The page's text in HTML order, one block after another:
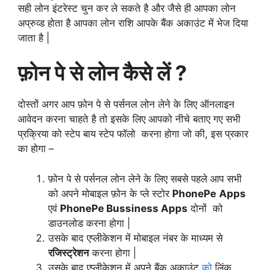
सही लोन इंटरेस्ट चुन कर ले सकते है और जैसे ही आपका लोन
अप्रुव्ड होता है आपका लोन राशि आपके बैंक अकाउंट में भेज दिया
जाता है |
फ़ोन पे से लोन कैसे लें ?
दोस्तों अगर आप फ़ोन पे से पर्सनल लोन लेने के लिए ऑनलाइन
आवेदन करना चाहते है तो इसके लिए आपको नीचे बताए गए सभी
प्रक्रिया को स्टेप बाय स्टेप फॉलो करना होगा जो की, इस प्रकार
का होगा –
फ़ोन पे से पर्सनल लोन लेने के लिए सबसे पहले आप सभी
को अपने मोबाइल फ़ोन के प्ले स्टोर PhonePe Apps
एवं PhonePe Bussiness Apps दोनों को
डाउनलोड करना होगा |
उसके बाद एप्लीकेशन में मोबाइल नंबर के माध्यम से
रजिस्ट्रेशनकरना होगा |
उसके बाद एप्लीकेशन में अपने बैंक अकाउंटको लिंक